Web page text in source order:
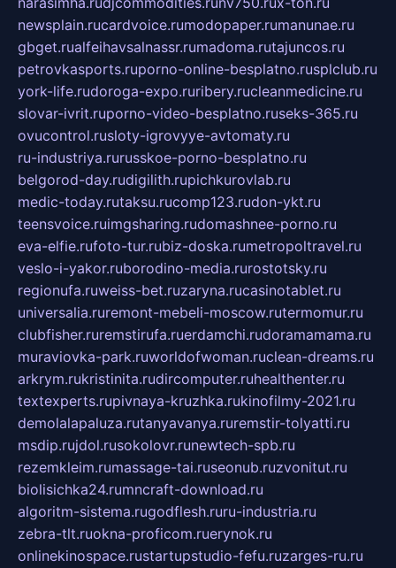
newsplain.rucardvoice.rumodopaper.rumanunae.ru
gbget.rualfeihavsalnassr.rumadoma.rutajuncos.ru
petrovkasports.ruporno-online-besplatno.rusplclub.ru
york-life.rudoroga-expo.ruribery.rucleanmedicine.ru
slovar-ivrit.ruporno-video-besplatno.ruseks-365.ru
ovucontrol.rusloty-igrovyye-avtomaty.ru
ru-industriya.rurusskoe-porno-besplatno.ru
belgorod-day.rudigilith.rupichkurovlab.ru
medic-today.rutaksu.rucomp123.rudon-ykt.ru
teensvoice.ruimgsharing.rudomashnee-porno.ru
eva-elfie.rufoto-tur.rubiz-doska.rumetropoltravel.ru
veslo-i-yakor.ruborodino-media.rurostotsky.ru
regionufa.ruweiss-bet.ruzaryna.rucasinotablet.ru
universalia.ruremont-mebeli-moscow.rutermomur.ru
clubfisher.ruremstirufa.ruerdamchi.rudoramamama.ru
muraviovka-park.ruworldofwoman.ruclean-dreams.ru
arkrym.rukristinita.rudircomputer.ruhealthenter.ru
textexperts.rupivnaya-kruzhka.rukinofilmy-2021.ru
demolalapaluza.rutanyavanya.ruremstir-tolyatti.ru
msdip.rujdol.rusokolovr.runewtech-spb.ru
rezemkleim.rumassage-tai.ruseonub.ruzvonitut.ru
biolisichka24.rumncraft-download.ru
algoritm-sistema.rugodflesh.ruru-industria.ru
zebra-tlt.ruokna-proficom.ruerynok.ru
onlinekinospace.rustartupstudio-fefu.ruzarges-ru.ru